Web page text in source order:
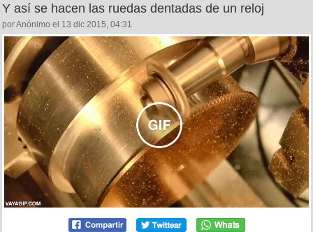
Y así se hacen las ruedas dentadas de un reloj
por Anónimo el 13 dic 2015, 04:31